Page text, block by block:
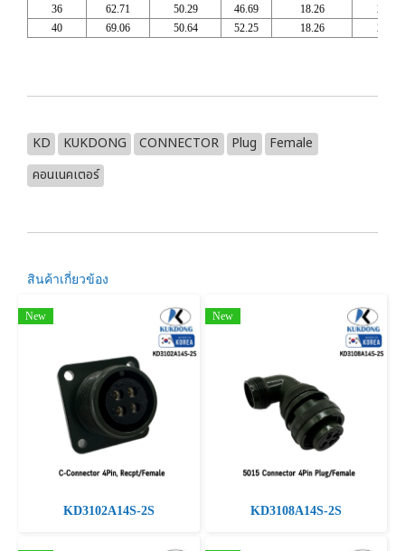
36
62.71 50.29 46.69 18.26
2 1/
40
69.06 50.64 52.25 18.26 2 1/
KD KUKDONG CONNECTOR Plug
Female
คอนเนคเตอร์
สินค้าเกี่ยวข้อง
New
KD3102A14S-2S
New
KD3108A14S-2S